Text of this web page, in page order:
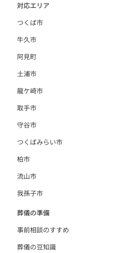
対応エリア
つくば市
牛久市
阿見町
土浦市
龍ケ崎市
取手市
守谷市
つくばみらい市
柏市
流山市
我孫子市
葬儀の準備
事前相談のすすめ
葬儀の豆知識